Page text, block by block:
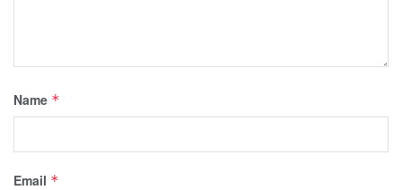
Name *
Email *